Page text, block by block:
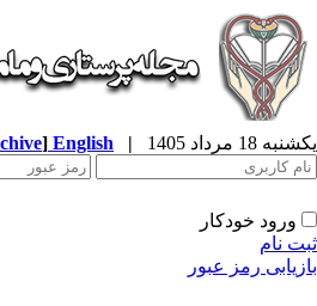
18 مرداد 1405 |
English
]
ورود خودکار
نام
رمز عبور